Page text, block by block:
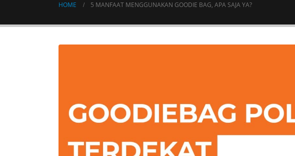
HOME 5 MANFAAT MENGGUNAKAN GOODIE BAG, APA SAJA YA?